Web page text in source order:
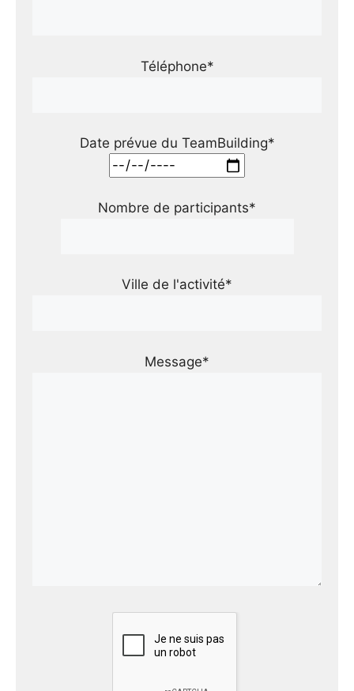
Téléphone*
Date prévue du TeamBuilding*
Nombre de participants*
Ville de l'activité*
Message*